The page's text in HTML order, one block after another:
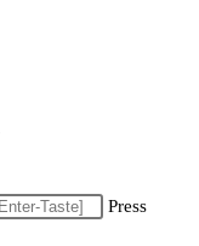
Press